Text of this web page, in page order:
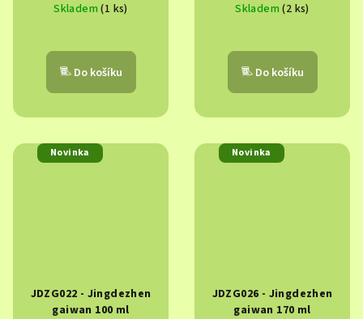
Skladem(1 ks)
Do košíku
Skladem(2 ks)
Do košíku
Novinka
JDZG022 - Jingdezhen
gaiwan 100 ml
Novinka
JDZG026 - Jingdezhen
gaiwan 170 ml